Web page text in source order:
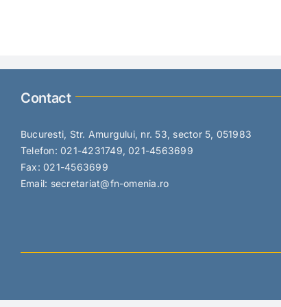
Contact
Bucuresti, Str. Amurgului, nr. 53, sector 5, 051983
Telefon: 021-4231749, 021-4563699
Fax: 021-4563699
Email: secretariat@fn-omenia.ro